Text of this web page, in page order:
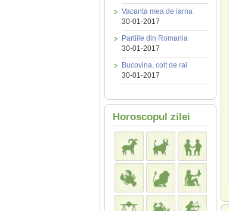
Vacanta mea de iarna
30-01-2017
Partiile din Romania
30-01-2017
Bucovina, colt de rai
30-01-2017
Horoscopul zilei